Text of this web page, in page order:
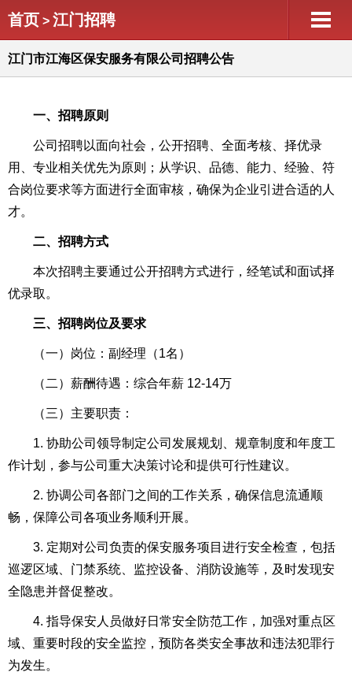
首页 > 江门招聘
江门市江海区保安服务有限公司招聘公告
一、招聘原则
公司招聘以面向社会，公开招聘、全面考核、择优录
用、专业相关优先为原则；从学识、品德、能力、经验、符
合岗位要求等方面进行全面审核，确保为企业引进合适的人
才。
二、招聘方式
本次招聘主要通过公开招聘方式进行，经笔试和面试择
优录取。
三、招聘岗位及要求
（一）岗位：副经理（1名）
（二）薪酬待遇：综合年薪 12-14万
（三）主要职责：
1. 协助公司领导制定公司发展规划、规章制度和年度工
作计划，参与公司重大决策讨论和提供可行性建议。
2. 协调公司各部门之间的工作关系，确保信息流通顺
畅，保障公司各项业务顺利开展。
3. 定期对公司负责的保安服务项目进行安全检查，包括
巡逻区域、门禁系统、监控设备、消防设施等，及时发现安
全隐患并督促整改。
4. 指导保安人员做好日常安全防范工作，加强对重点区
域、重要时段的安全监控，预防各类安全事故和违法犯罪行
为发生。